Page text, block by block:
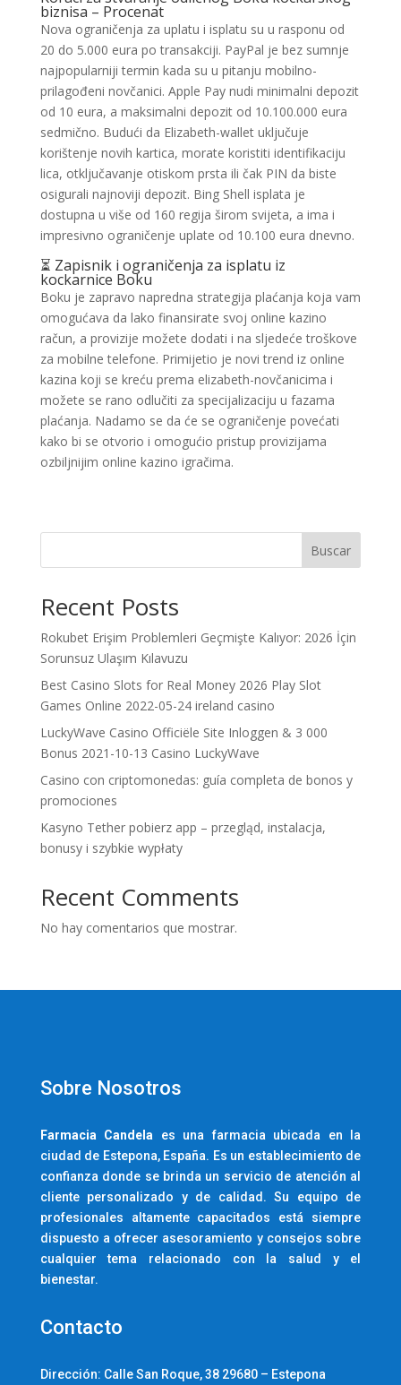
biznisa – Procenat
Nova ograničenja za uplatu i isplatu su u rasponu od
20 do 5.000 eura po transakciji. PayPal je bez sumnje
najpopularniji termin kada su u pitanju mobilno-
prilagođeni novčanici. Apple Pay nudi minimalni depozit
od 10 eura, a maksimalni depozit od 10.100.000 eura
sedmično. Budući da Elizabeth-wallet uključuje
korištenje novih kartica, morate koristiti identifikaciju
lica, otključavanje otiskom prsta ili čak PIN da biste
osigurali najnoviji depozit. Bing Shell isplata je
dostupna u više od 160 regija širom svijeta, a ima i
impresivno ograničenje uplate od 10.100 eura dnevno.
⏳ Zapisnik i ograničenja za isplatu iz
kockarnice Boku
Boku je zapravo napredna strategija plaćanja koja vam
omogućava da lako finansirate svoj online kazino
račun, a provizije možete dodati i na sljedeće troškove
za mobilne telefone. Primijetio je novi trend iz online
kazina koji se kreću prema elizabeth-novčanicima i
možete se rano odlučiti za specijalizaciju u fazama
plaćanja. Nadamo se da će se ograničenje povećati
kako bi se otvorio i omogućio pristup provizijama
ozbiljnijim online kazino igračima.
Buscar
Recent Posts
Rokubet Erişim Problemleri Geçmişte Kalıyor: 2026 İçin
Sorunsuz Ulaşım Kılavuzu
Best Casino Slots for Real Money 2026 Play Slot
Games Online 2022-05-24 ireland casino
LuckyWave Casino Officiële Site Inloggen & 3 000
Bonus 2021-10-13 Casino LuckyWave
Casino con criptomonedas: guía completa de bonos y
promociones
Kasyno Tether pobierz app – przegląd, instalacja,
bonusy i szybkie wypłaty
Recent Comments
No hay comentarios que mostrar.
Sobre Nosotros
Farmacia Candela es una farmacia ubicada en la
ciudad de Estepona, España. Es un establecimiento de
confianza donde se brinda un servicio de atención al
cliente personalizado y de calidad. Su equipo de
profesionales altamente capacitados está siempre
dispuesto a ofrecer asesoramiento y consejos sobre
cualquier tema relacionado con la salud y el
bienestar.
Contacto
Dirección: Calle San Roque, 38 29680 – Estepona